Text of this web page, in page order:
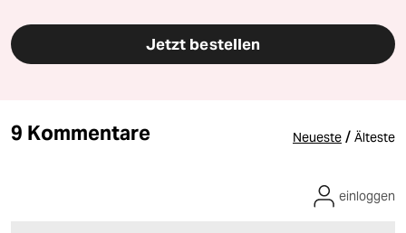
Jetzt bestellen
9 Kommentare Neueste / Älteste
einloggen